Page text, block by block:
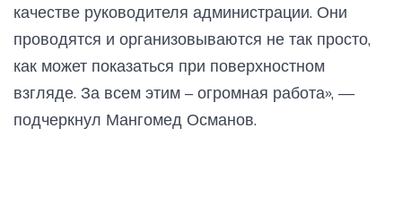
качестве руководителя администрации. Они
проводятся и организовываются не так просто,
как может показаться при поверхностном
взгляде. За всем этим – огромная работа», —
подчеркнул Мангомед Османов.